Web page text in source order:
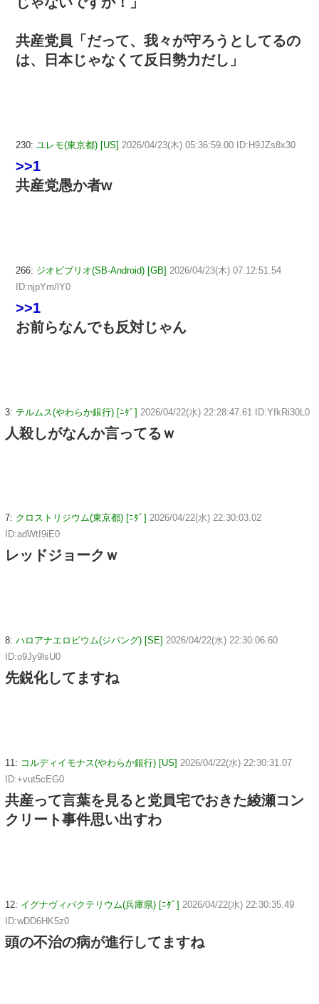
共産党員「だって、我々が守ろうとしてるの
は、日本じゃなくて反日勢力だし」
230: ユレモ(東京都) [US] 2026/04/23(木) 05:36:59.00 ID:H9JZs8x30
>>1
共産党愚か者w
266: ジオビブリオ(SB-Android) [GB] 2026/04/23(木) 07:12:51.54
ID:njpYm/lY0
>>1
お前らなんでも反対じゃん
3: テルムス(やわらか銀行) [ﾆﾀﾞ] 2026/04/22(水) 22:28:47.61 ID:YfkRi30L0
人殺しがなんか言ってるｗ
7: クロストリジウム(東京都) [ﾆﾀﾞ] 2026/04/22(水) 22:30:03.02
ID:adWtI9iE0
レッドジョークｗ
8: ハロアナエロビウム(ジパング) [SE] 2026/04/22(水) 22:30:06.60
ID:o9Jy9lsU0
先鋭化してますね
11: コルディイモナス(やわらか銀行) [US] 2026/04/22(水) 22:30:31.07
ID:+vut5cEG0
共産って言葉を見ると党員宅でおきた綾瀬コン
クリート事件思い出すわ
12: イグナヴィバクテリウム(兵庫県) [ﾆﾀﾞ] 2026/04/22(水) 22:30:35.49
ID:wDD6HK5z0
頭の不治の病が進行してますね